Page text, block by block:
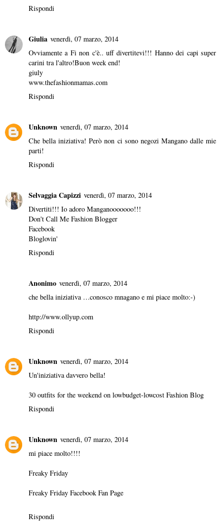
Rispondi
Giulia venerdì, 07 marzo, 2014
Ovviamente a Fi non c'è.. uff divertitevi!!! Hanno dei capi super
carini tra l'altro!Buon week end!
giuly
www.thefashionmamas.com
Rispondi
Unknown venerdì, 07 marzo, 2014
Che bella iniziativa! Però non ci sono negozi Mangano dalle mie
parti!
Rispondi
Selvaggia Capizzi venerdì, 07 marzo, 2014
Divertiti!!! Io adoro Manganooooooo!!!
Don't Call Me Fashion Blogger
Facebook
Bloglovin'
Rispondi
Anonimo venerdì, 07 marzo, 2014
che bella iniziativa …conosco mnagano e mi piace molto:-)
http://www.ollyup.com
Rispondi
Unknown venerdì, 07 marzo, 2014
Un'iniziativa davvero bella!
30 outfits for the weekend on lowbudget-lowcost Fashion Blog
Rispondi
Unknown venerdì, 07 marzo, 2014
mi piace molto!!!!
Freaky Friday
Freaky Friday Facebook Fan Page
Rispondi